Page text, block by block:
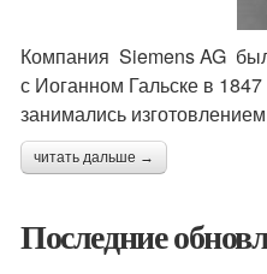
Компания Siemens AG
с Иоганном Гальске в
занимались
читать дальше →
Последние